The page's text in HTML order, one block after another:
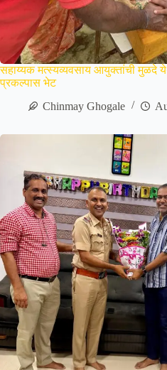
सहाय्यक मत्स्यव्यवसाय आयुक्तांची मुळदे
प्रकल्पास भेट
Chinmay Ghogale